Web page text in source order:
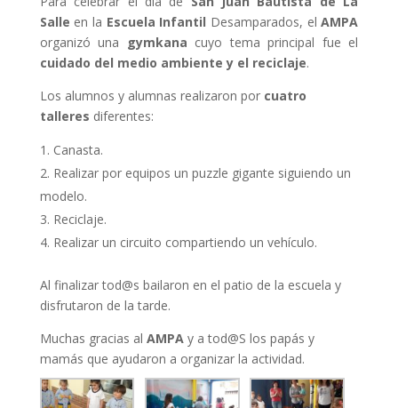
Salle en la Escuela Infantil Desamparados, elAMPA
organizó una gymkana cuyo tema principal fue el
cuidado del medio ambiente y el reciclaje.
Los alumnos y alumnas realizaron por cuatro
talleres diferentes:
Canasta.
Realizar por equipos un puzzle gigante siguiendo un
modelo.
Reciclaje.
Realizar un circuito compartiendo un vehículo.
Al finalizar tod@s bailaron en el patio de la escuela y
disfrutaron de la tarde.
Muchas gracias al AMPA y a tod@S los papás y
mamás que ayudaron a organizar la actividad.